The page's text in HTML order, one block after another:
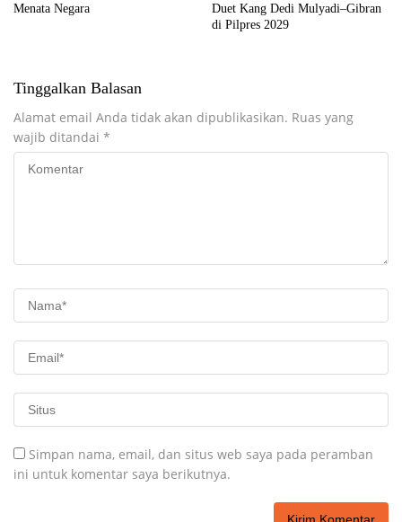
Menata Negara
Duet Kang Dedi Mulyadi–Gibran
di Pilpres 2029
Tinggalkan Balasan
Alamat email Anda tidak akan dipublikasikan. Ruas yang
wajib ditandai *
Simpan nama, email, dan situs web saya pada peramban
ini untuk komentar saya berikutnya.